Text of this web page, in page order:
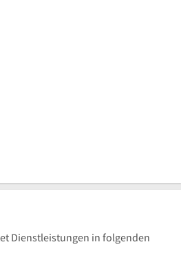
Dienstleistungen in folgenden